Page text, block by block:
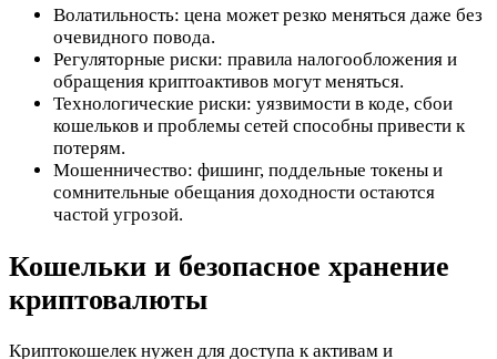
Волатильность: цена может резко меняться даже без
очевидного повода.
Регуляторные риски: правила налогообложения и
обращения криптоактивов могут меняться.
Технологические риски: уязвимости в коде, сбои
кошельков и проблемы сетей способны привести к
потерям.
Мошенничество: фишинг, поддельные токены и
сомнительные обещания доходности остаются
частой угрозой.
Кошельки и безопасное хранение
криптовалюты
Криптокошелек нужен для доступа к активам и